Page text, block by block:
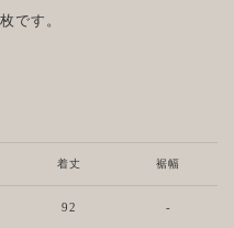
です。
着丈 裾幅
92 -